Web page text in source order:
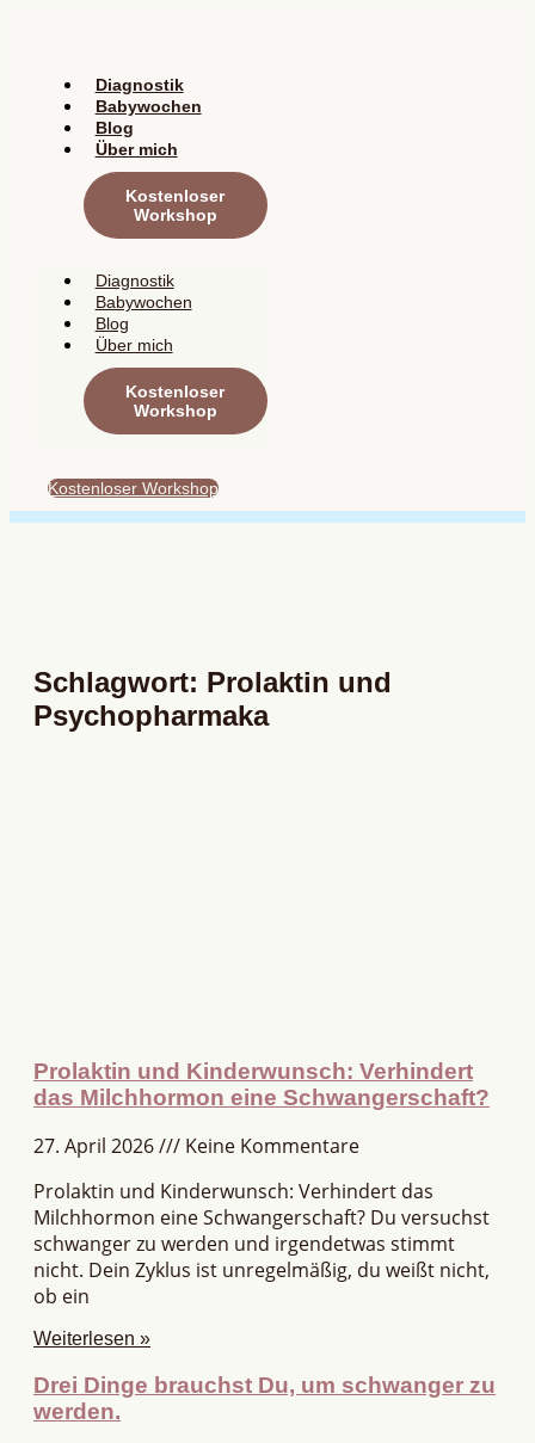
Diagnostik
Babywochen
Blog
Über mich
Kostenloser
Workshop
Diagnostik
Babywochen
Blog
Über mich
Kostenloser
Workshop
Kostenloser Workshop
Schlagwort: Prolaktin und
Psychopharmaka
Prolaktin und Kinderwunsch: Verhindert
das Milchhormon eine Schwangerschaft?
27. April 2026
Keine Kommentare
Prolaktin und Kinderwunsch: Verhindert das
Milchhormon eine Schwangerschaft? Du versuchst
schwanger zu werden und irgendetwas stimmt
nicht. Dein Zyklus ist unregelmäßig, du weißt nicht,
ob ein
Weiterlesen »
Drei Dinge brauchst Du, um schwanger zu
werden.